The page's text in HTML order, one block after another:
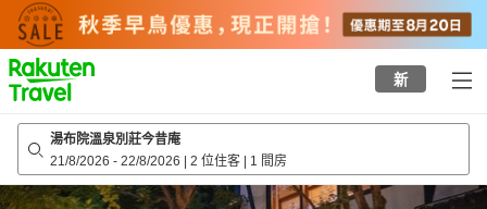
to
top
page
新
湯布院溫泉別莊今昔庵
21/8/2026 - 22/8/2026 | 2 位住客 | 1 間房